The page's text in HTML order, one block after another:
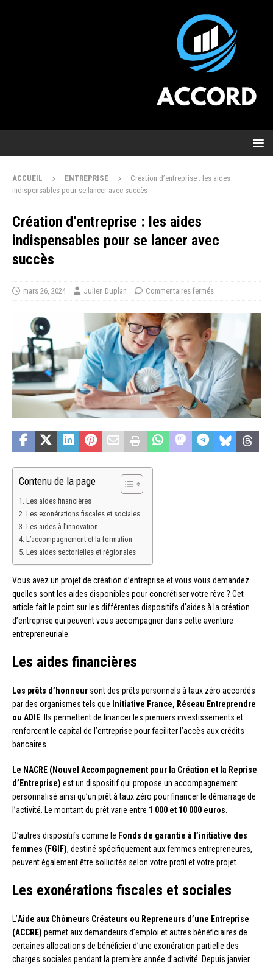
ACCUEIL ENTREPRISE
Création d’entreprise : les aides
indispensables pour se lancer avec succès
Création d’entreprise : les aides
indispensables pour se lancer avec
succès
mars 26, 2024 Julien Duplan Commentaires fermés
Contenu de la page
Les aides financières
Les exonérations fiscales et sociales
Les aides à l’innovation
L’accompagnement et la formation
Les aides sectorielles et régionales
Vous avez un projet de création d’entreprise et vous vous demandez
quelles sont les aides disponibles pour concrétiser votre rêve ? Cet
article fait le point sur les différentes dispositifs d’aides à la création
d’entreprise qui peuvent vous accompagner dans cette aventure
entrepreneuriale.
Les aides financières
Les prêts d’honneur sont des prêts personnels à taux zéro accordés
par des organismes tels que Initiative France, Réseau Entreprendre
ou ADIE. Ils permettent de financer les premiers investissements et
renforcent le capital de l’entreprise pour faciliter l’accès aux crédits
bancaires.
Le NACRE (Nouvel Accompagnement pour la Création et la Reprise
d’Entreprise) est un dispositif qui propose un accompagnement
personnalisé ainsi qu’un prêt à taux zéro pour financer le démarrage de
l’activité. Le montant du prêt varie entre 1 000 et 10 000 euros.
D’autres dispositifs comme le Fonds de garantie à l’initiative des
femmes (FGIF), destiné spécifiquement aux femmes entrepreneures,
peuvent également être sollicités selon votre profil et votre projet.
Les exonérations fiscales et sociales
L’Aide aux Chômeurs Créateurs ou Repreneurs d’une Entreprise
(ACCRE) permet aux demandeurs d’emploi et autres bénéficiaires de
certaines allocations de bénéficier d’une exonération partielle des
charges sociales pendant la première année d’activité. Depuis janvier